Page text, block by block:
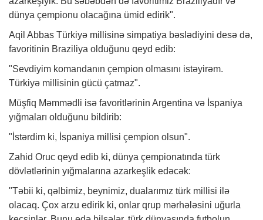
dünya çempionu olacağına ümid edirik".
Aqil Abbas Türkiyə millisinə simpatiya bəslədiyini desə də,
favoritinin Braziliya olduğunu qeyd edib:
"Sevdiyim komandanın çempion olmasını istəyirəm.
Türkiyə millisinin gücü çatmaz".
Müşfiq Məmmədli isə favoritlərinin Argentina və İspaniya
yığmaları olduğunu bildirib:
"İstərdim ki, İspaniya millisi çempion olsun".
Zahid Oruc qeyd edib ki, dünya çempionatında türk
dövlətlərinin yığmalarına azarkeşlik edəcək:
"Təbii ki, qəlbimiz, beynimiz, dualarımız türk millisi ilə
olacaq. Çox arzu edirik ki, onlar qrup mərhələsini uğurla